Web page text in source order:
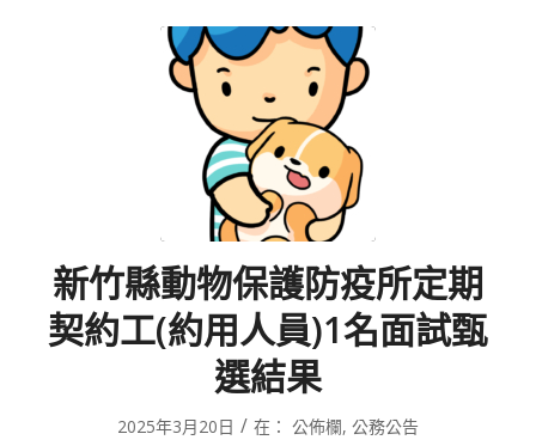
新竹縣動物保護防疫所定期
契約工(約用人員)1名面試甄
選結果
2025年3月20日 / 在： 公佈欄, 公務公告